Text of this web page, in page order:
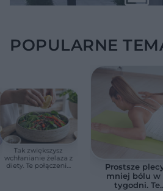
POPULARNE
Tak zwiększysz
wchłanianie żelaza z
diety. Te połączenia
Prostsze
mniej bólu w
tygodni. Te